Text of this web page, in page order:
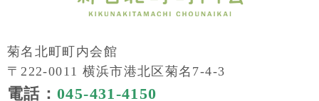
菊名北町町内会館
〒222-0011 横浜市港北区菊名7-4-3
電話：045-431-4150